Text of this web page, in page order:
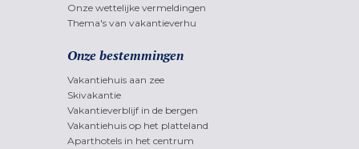
Onze wettelijke vermeldingen
Thema's van vakantieverhu
Onze bestemmingen
Vakantiehuis aan zee
Skivakantie
Vakantieverblijf in de bergen
Vakantiehuis op het platteland
Aparthotels in het centrum